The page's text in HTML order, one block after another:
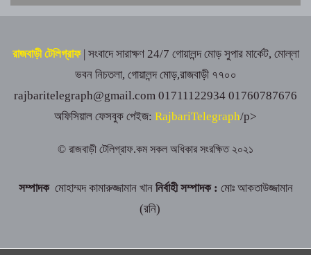
দলীয় তালিকা আমলে না নেওয়ায় গোয়ালন্দে সদ্য
বদলিকৃত ইউএনও সাথী দাসের বিরুদ্ধে বিএনপির
বিক্ষোভ
কালুখালীতে যুবদলের উদ্যোগে বৃক্ষরোপণ কর্মসূচি
পাংশায় ১০৪ পিস ইয়াবাসহ মাদক কারবারি গ্রেপ্তার
ব্যবসায়ী গ্রেপ্তার
রাজবাড়ী টেলিগ্রাফ | সংবাদে সারাক্ষণ 24/7 গোয়ালন্দ মোড় সুপার মার্কেট, মোল্লা
ভবন নিচতলা, গোয়ালন্দ মোড়,রাজবাড়ী ৭৭০০
rajbaritelegraph@gmail.com 01711122934 01760787676
অফিসিয়াল ফেসবুক পেইজ: RajbariTelegraph/p>
© রাজবাড়ী টেলিগ্রাফ.কম সকল অধিকার সংরক্ষিত ২০২১
সম্পাদক মোহাম্মদ কামারুজ্জামান খান নির্বাহী সম্পাদক : মোঃ আকতাউজ্জামান
(রনি)